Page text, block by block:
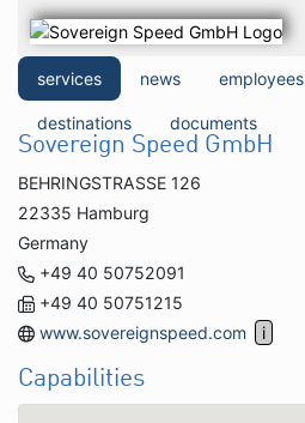
services news employees
destinations documents
Sovereign Speed GmbH
BEHRINGSTRASSE 126
22335 Hamburg
Germany
+49 40 50752091
+49 40 50751215
www.sovereignspeed.com
Capabilities